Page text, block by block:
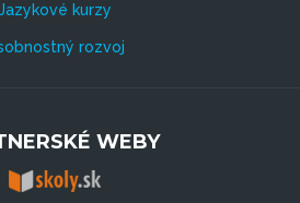
kurzy
rozvoj
WEBY